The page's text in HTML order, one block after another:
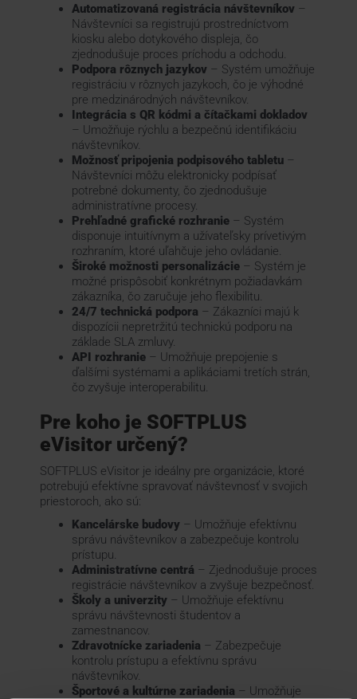
Automatizovaná registrácia návštevníkov –
Návštevníci sa registrujú prostredníctvom
kiosku alebo dotykového displeja, čo
zjednodušuje proces príchodu a odchodu.
Podpora rôznych jazykov – Systém umožňuje
registráciu v rôznych jazykoch, čo je výhodné
pre medzinárodných návštevníkov.
Integrácia s QR kódmi a čítačkami dokladov
– Umožňuje rýchlu a bezpečnú identifikáciu
návštevníkov.
Možnosť pripojenia podpisového tabletu –
Návštevníci môžu elektronicky podpísať
potrebné dokumenty, čo zjednodušuje
administratívne procesy.
Prehľadné grafické rozhranie – Systém
disponuje intuitívnym a užívateľsky prívetivým
rozhraním, ktoré uľahčuje jeho ovládanie.
Široké možnosti personalizácie – Systém je
možné prispôsobiť konkrétnym požiadavkám
zákazníka, čo zaručuje jeho flexibilitu.
24/7 technická podpora – Zákazníci majú k
dispozícii nepretržitú technickú podporu na
základe SLA zmluvy.
API rozhranie – Umožňuje prepojenie s
ďalšími systémami a aplikáciami tretích strán,
čo zvyšuje interoperabilitu.
Pre koho je SOFTPLUS
eVisitor určený?
SOFTPLUS eVisitor je ideálny pre organizácie, ktoré
potrebujú efektívne spravovať návštevnosť v svojich
priestoroch, ako sú:
Kancelárske budovy – Umožňuje efektívnu
správu návštevníkov a zabezpečuje kontrolu
prístupu.
Administratívne centrá – Zjednodušuje proces
registrácie návštevníkov a zvyšuje bezpečnosť.
Školy a univerzity – Umožňuje efektívnu
správu návštevnosti študentov a
zamestnancov.
Zdravotnícke zariadenia – Zabezpečuje
kontrolu prístupu a efektívnu správu
návštevníkov.
Športové a kultúrne zariadenia – Umožňuje